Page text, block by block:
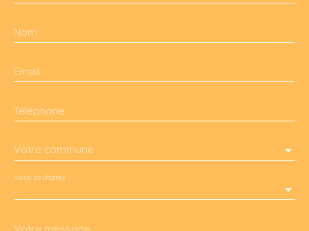
Nom
Email
Téléphone
Votre commune
-
Vous souhaitez
Votre message